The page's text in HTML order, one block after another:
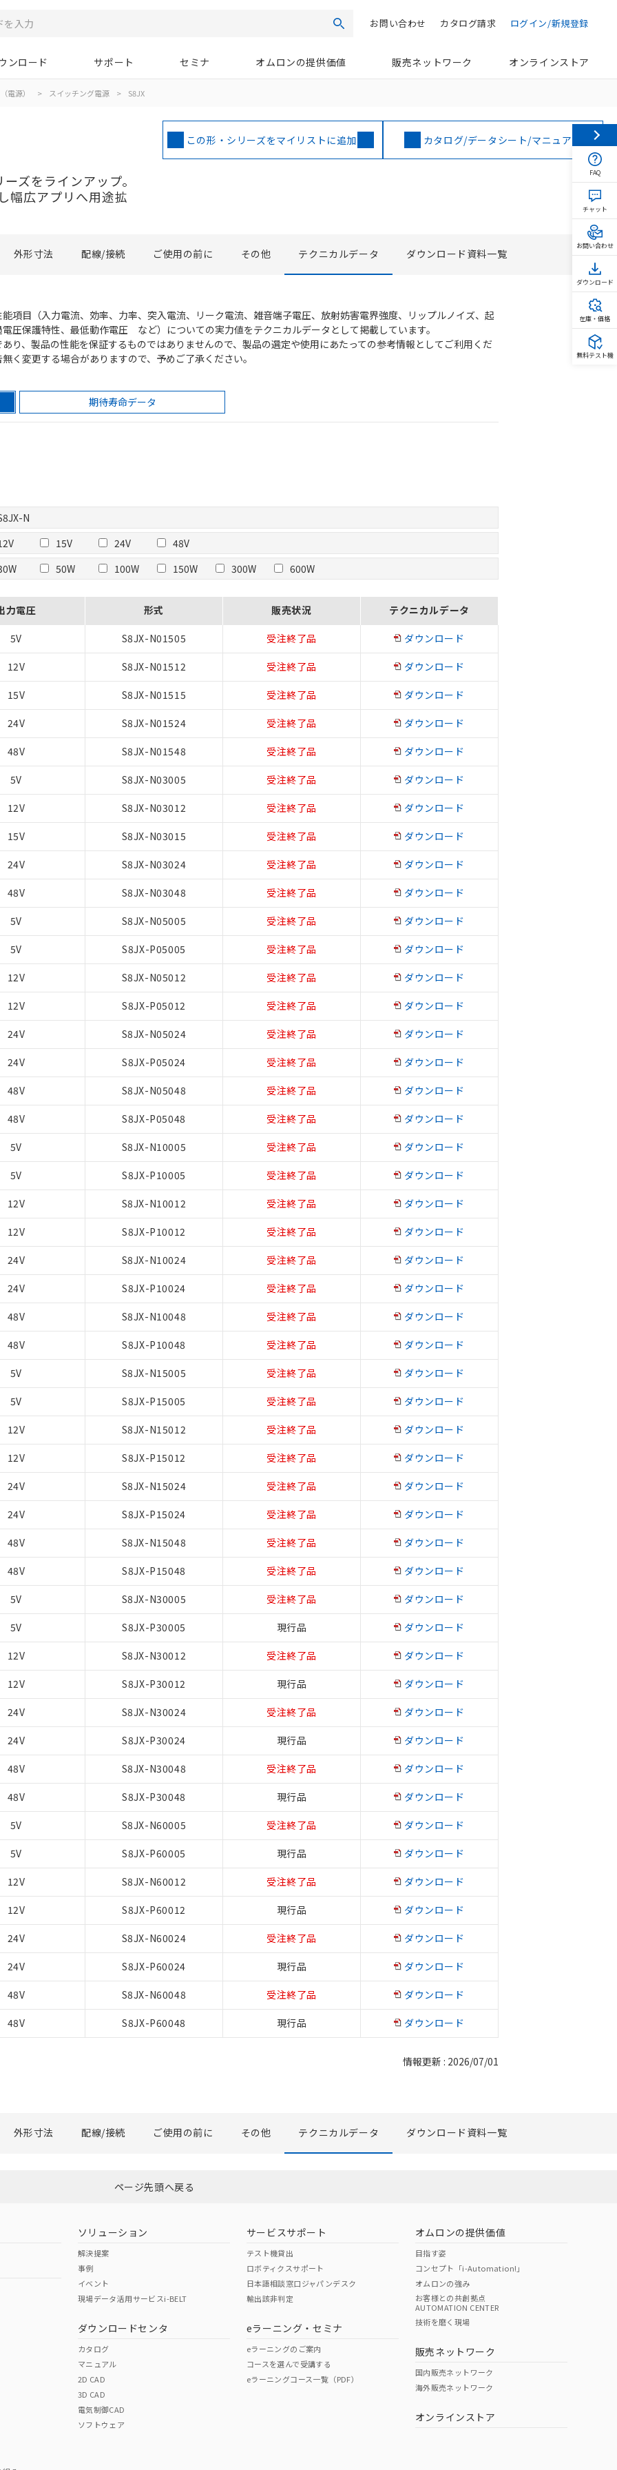
検索 ログイン/新規登録
カタログ請求
お問い合わせ
ンロード サポート セミナ オムロンの提供価値 販売ネットワーク オンラインストア
電源） > スイッチング電源 > S8JX
ズをラインアップ。
幅広アプリへ用途拡
この形・シリーズをマイリストに追加 カタログ/データシート/マニュアル
外形寸法 配線/接続 ご使用の前に その他 テクニカルデータ ダウンロード資料一覧
項目（入力電流、効率、力率、突入電流、リーク電流、雑音端子電圧、放射妨害電界強度、リップルノイズ、起
圧保護特性、最低動作電圧 など）についての実力値をテクニカルデータとして掲載しています。
り、製品の性能を保証するものではありませんので、製品の選定や使用にあたっての参考情報としてご利用くだ
く変更する場合がありますので、予めご了承ください。
期待寿命データ
N
15V 24V
48V
50W 100W 150W 300W 600W
力電圧 形式 販売状況 テクニカルデータ
5V S8JX-N01505 受注終了品 ダウンロード
12V S8JX-N01512 受注終了品 ダウンロード
15V S8JX-N01515 受注終了品 ダウンロード
24V S8JX-N01524 受注終了品 ダウンロード
48V S8JX-N01548 受注終了品 ダウンロード
5V S8JX-N03005 受注終了品 ダウンロード
12V S8JX-N03012 受注終了品 ダウンロード
15V S8JX-N03015 受注終了品 ダウンロード
24V S8JX-N03024 受注終了品 ダウンロード
48V S8JX-N03048 受注終了品 ダウンロード
5V S8JX-N05005 受注終了品 ダウンロード
5V S8JX-P05005 受注終了品 ダウンロード
12V S8JX-N05012 受注終了品 ダウンロード
12V S8JX-P05012 受注終了品 ダウンロード
24V S8JX-N05024 受注終了品 ダウンロード
24V S8JX-P05024 受注終了品 ダウンロード
48V S8JX-N05048 受注終了品 ダウンロード
48V S8JX-P05048 受注終了品 ダウンロード
5V S8JX-N10005 受注終了品 ダウンロード
5V S8JX-P10005 受注終了品 ダウンロード
12V S8JX-N10012 受注終了品 ダウンロード
12V S8JX-P10012 受注終了品 ダウンロード
24V S8JX-N10024 受注終了品 ダウンロード
24V S8JX-P10024 受注終了品 ダウンロード
48V S8JX-N10048 受注終了品 ダウンロード
48V S8JX-P10048 受注終了品 ダウンロード
5V S8JX-N15005 受注終了品 ダウンロード
5V S8JX-P15005 受注終了品 ダウンロード
12V S8JX-N15012 受注終了品 ダウンロード
12V S8JX-P15012 受注終了品 ダウンロード
24V S8JX-N15024 受注終了品 ダウンロード
24V S8JX-P15024 受注終了品 ダウンロード
48V S8JX-N15048 受注終了品 ダウンロード
48V S8JX-P15048 受注終了品 ダウンロード
5V S8JX-N30005 受注終了品 ダウンロード
5V S8JX-P30005 現行品 ダウンロード
12V S8JX-N30012 受注終了品 ダウンロード
12V S8JX-P30012 現行品 ダウンロード
24V S8JX-N30024 受注終了品 ダウンロード
24V S8JX-P30024 現行品 ダウンロード
48V S8JX-N30048 受注終了品 ダウンロード
48V S8JX-P30048 現行品 ダウンロード
5V S8JX-N60005 受注終了品 ダウンロード
5V S8JX-P60005 現行品 ダウンロード
12V S8JX-N60012 受注終了品 ダウンロード
12V S8JX-P60012 現行品 ダウンロード
24V S8JX-N60024 受注終了品 ダウンロード
24V S8JX-P60024 現行品 ダウンロード
48V S8JX-N60048 受注終了品 ダウンロード
48V S8JX-P60048 現行品 ダウンロード
情報更新 : 2026/07/01
外形寸法 配線/接続 ご使用の前に その他 テクニカルデータ ダウンロード資料一覧
ページ先頭へ戻る
ソリューション
解決提案
事例
イベント
現場データ活用サービスi-BELT
ダウンロードセンタ
カタログ
マニュアル
2D CAD
3D CAD
電気制御CAD
ソフトウェア
サービスサポート
テスト機貸出
ロボティクスサポート
日本語相談窓口ジャパンデスク
輸出該非判定
eラーニング・セミナ
eラーニングのご案内
コースを選んで受講する
eラーニングコース一覧（PDF）
オムロンの提供価値
目指す姿
コンセプト「i-Automation!」
オムロンの強み
お客様との共創拠点
AUTOMATION CENTER
技術を磨く現場
販売ネットワーク
国内販売ネットワーク
海外販売ネットワーク
オンラインストア
FAQ
チャット
お問い合わせ
ダウンロード
在庫・価格
無料テスト機